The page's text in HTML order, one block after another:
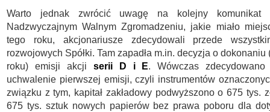
Warto jednak zwrócić uwagę na kolejny komunikat
Nadzwyczajnym Walnym Zgromadzeniu, jakie miało
tego roku, akcjonariusze zdecydowali przede
rozwojowych Spółki. Tam zapadła m.in. decyzja o dokonaniu
roku) emisji akcji serii D i E. Wówczas
uchwalenie pierwszej emisji, czyli instrumentów
związku z tym, kapitał zakładowy podwyższono o 675 tys.
675 tys. sztuk nowych papierów bez prawa poboru dla